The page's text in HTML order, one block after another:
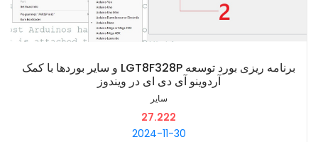
‫برنامه ریزی بورد توسعه LGT8F328P و سایر بوردها با کمک
آردوینو آی دی ای در ویندوز
سایر
27.222
2024-11-30